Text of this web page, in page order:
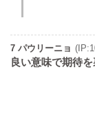
7 パウリーニョ
良い意味で期待を